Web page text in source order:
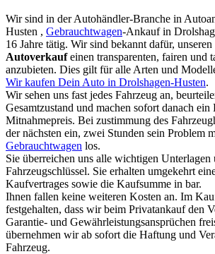
Wir sind in der Autohändler-Branche in
Husten , Gebrauchtwagen-Ankauf in
16 Jahre tätig. Wir sind bekannt dafür,
Autoverkaufeinen transparenten, fairen und
anzubieten. Dies gilt für alle Arten und
Wir kaufen Dein Auto in Drolshagen-Husten.
Wir sehen uns fast jedes Fahrzeug an,
Gesamtzustand und machen sofort danach ein
Mitnahmepreis. Bei zustimmung des
der nächsten ein, zwei Stunden sein Problem
Gebrauchtwagen los.
Sie überreichen uns alle wichtigen Unterlagen
Fahrzeugschlüssel. Sie erhalten umgekehrt
Kaufvertrages sowie die Kaufsumme in bar.
Ihnen fallen keine weiteren Kosten an. Im
festgehalten, dass wir beim Privatankauf den
Garantie- und Gewährleistungsansprüchen
übernehmen wir ab sofort die Haftung und
Fahrzeug.